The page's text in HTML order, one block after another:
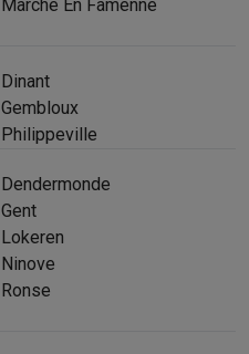
Marche En Famenne
Dinant
Gembloux
Philippeville
Dendermonde
Gent
Lokeren
Ninove
Ronse